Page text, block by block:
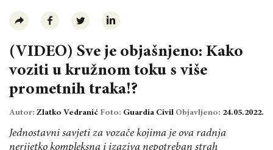
(VIDEO) Sve je objašnjeno: Kako
voziti u kružnom toku s više
prometnih traka!?
Autor: Zlatko Vedranić Foto: Guardia Civil Objavljeno: 24.05.2022.
Jednostavni savjeti za vozače kojima je ova radnja
nerijetko kompleksna i izaziva nepotreban strah